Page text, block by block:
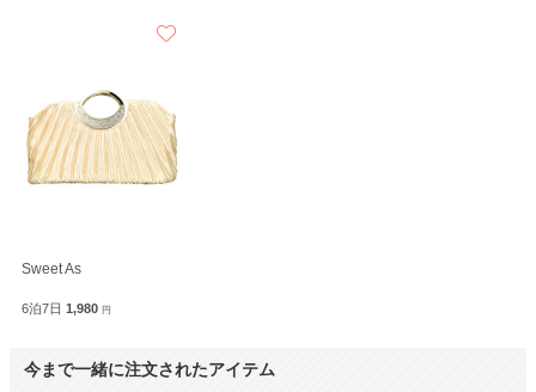
Sweet As
6泊7日 1,980 円
今まで一緒に注文されたアイテム